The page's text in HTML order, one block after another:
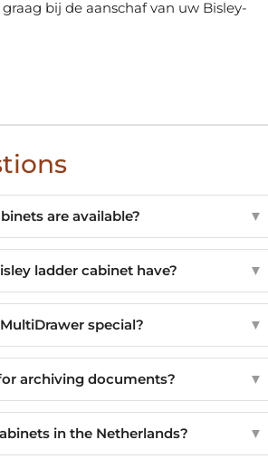
bij de aanschaf van uw Bisley-
are available? ▼
ladder cabinet have? ▼
special? ▼
archiving documents? ▼
in the Netherlands? ▼